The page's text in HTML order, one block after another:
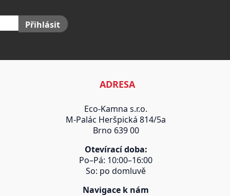
Přihlásit
ADRESA
Eco-Kamna s.r.o.
M-Palác Heršpická 814/5a
Brno 639 00
Otevírací doba:
Po–Pá: 10:00–16:00
So: po domluvě
Navigace k nám